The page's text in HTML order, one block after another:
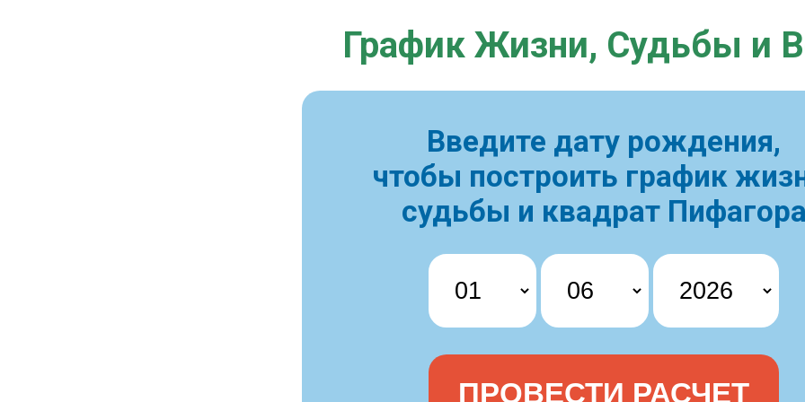
График Жизни, Судьбы и
Введите дату рождения,
чтобы построить график
судьбы и квадрат Пифагора
ПРОВЕСТИ РАСЧЕТ